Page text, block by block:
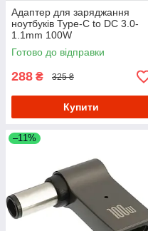
Адаптер для заряджання
ноутбуків Type-C to DC 3.0-
1.1mm 100W
Готово до відправки
288 ₴ 325 ₴
Купити
–11%